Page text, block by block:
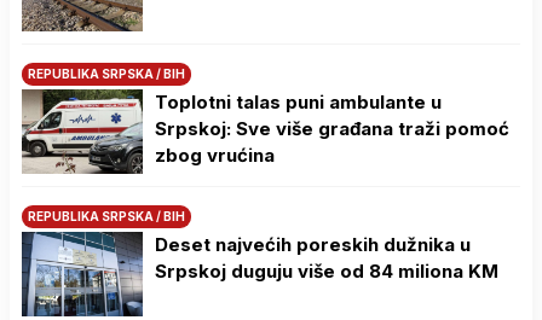
REPUBLIKA SRPSKA / BIH
Toplotni talas puni ambulante u
Srpskoj: Sve više građana traži pomoć
zbog vrućina
REPUBLIKA SRPSKA / BIH
Deset najvećih poreskih dužnika u
Srpskoj duguju više od 84 miliona KM